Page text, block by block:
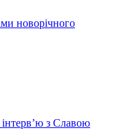
новорічного
з Славою